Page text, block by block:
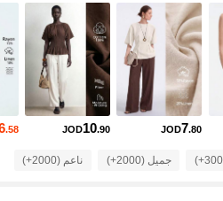
JOD7.80
JOD10.90
.58
جميل (2000+) ناعم (2000+)